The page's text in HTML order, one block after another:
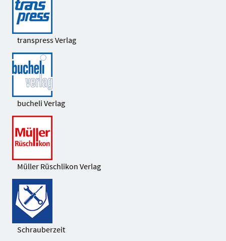
transpress Verlag
bucheli Verlag
Müller Rüschlikon Verlag
Schrauberzeit